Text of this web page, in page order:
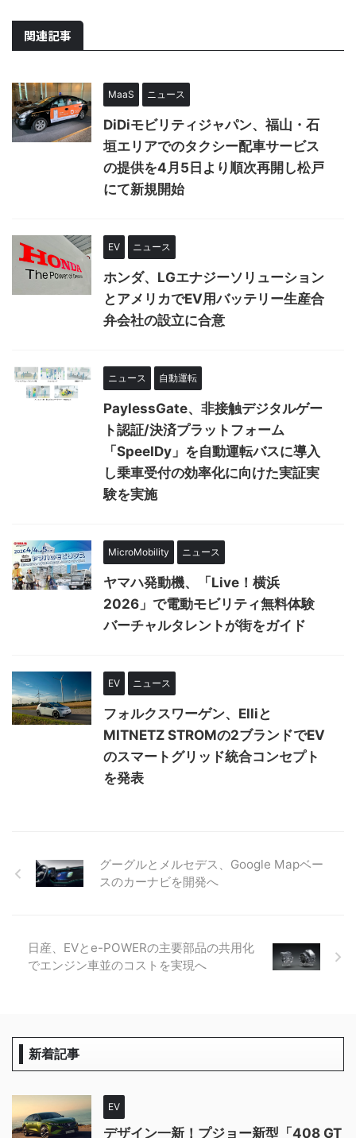
関連記事
MaaS ニュース
DiDiモビリティジャパン、福山・石
垣エリアでのタクシー配車サービス
の提供を4月5日より順次再開し松戸
にて新規開始
EV ニュース
ホンダ、LGエナジーソリューション
とアメリカでEV用バッテリー生産合
弁会社の設立に合意
ニュース 自動運転
PaylessGate、非接触デジタルゲー
ト認証/決済プラットフォーム
「SpeeIDy」を自動運転バスに導入
し乗車受付の効率化に向けた実証実
験を実施
MicroMobility ニュース
ヤマハ発動機、「Live！横浜
2026」で電動モビリティ無料体験
バーチャルタレントが街をガイド
EV ニュース
フォルクスワーゲン、Elliと
MITNETZ STROMの2ブランドでEV
のスマートグリッド統合コンセプト
を発表
グーグルとメルセデス、Google Mapベー
スのカーナビを開発へ
日産、EVとe-POWERの主要部品の共用化
でエンジン車並のコストを実現へ
新着記事
EV
デザイン一新！プジョー新型「408 GT